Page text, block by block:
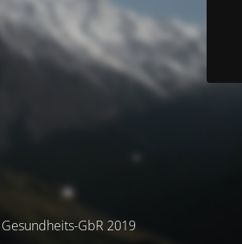
GbR 2019